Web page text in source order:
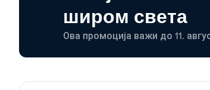
широм света
Ова промоција важи до 11.